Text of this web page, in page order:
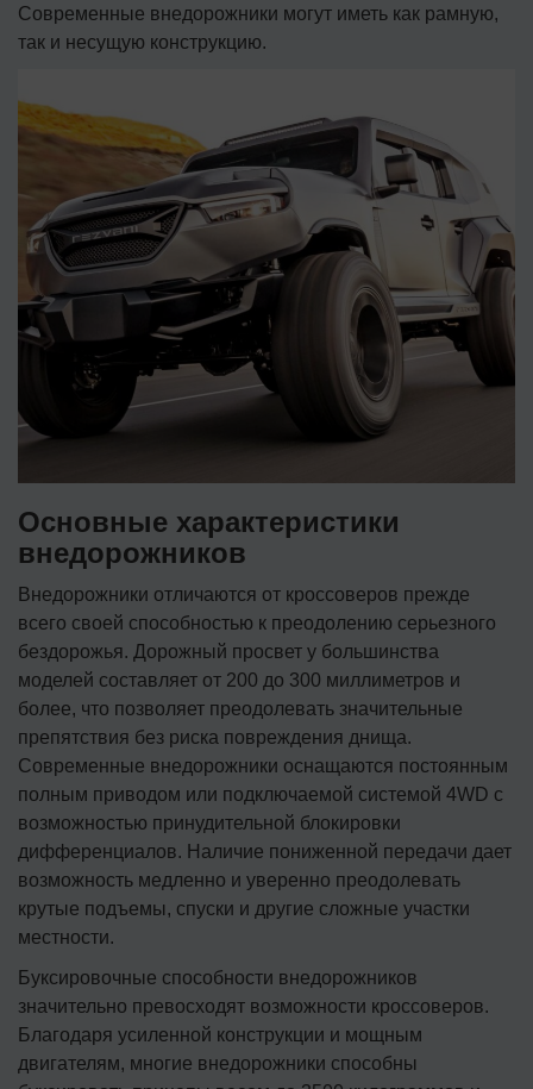
Современные внедорожники могут иметь как рамную,
так и несущую конструкцию.
Основные характеристики
внедорожников
Внедорожники отличаются от кроссоверов прежде
всего своей способностью к преодолению серьезного
бездорожья. Дорожный просвет у большинства
моделей составляет от 200 до 300 миллиметров и
более, что позволяет преодолевать значительные
препятствия без риска повреждения днища.
Современные внедорожники оснащаются постоянным
полным приводом или подключаемой системой 4WD с
возможностью принудительной блокировки
дифференциалов. Наличие пониженной передачи дает
возможность медленно и уверенно преодолевать
крутые подъемы, спуски и другие сложные участки
местности.
Буксировочные способности внедорожников
значительно превосходят возможности кроссоверов.
Благодаря усиленной конструкции и мощным
двигателям, многие внедорожники способны